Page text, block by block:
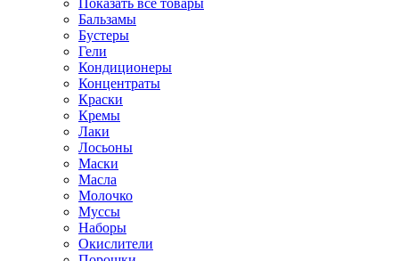
Показать все товары
Бальзамы
Бустеры
Гели
Кондиционеры
Концентраты
Краски
Кремы
Лаки
Лосьоны
Маски
Масла
Молочко
Муссы
Наборы
Окислители